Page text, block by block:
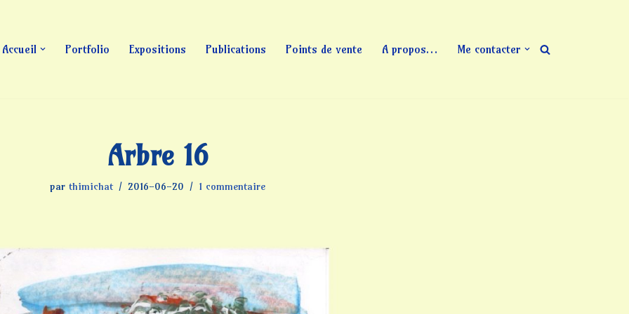
Accueil Portfolio Expositions Publications Points de vente A propos… Me contacter
Arbre 16
par thimichat 2016-06-20 1 commentaire